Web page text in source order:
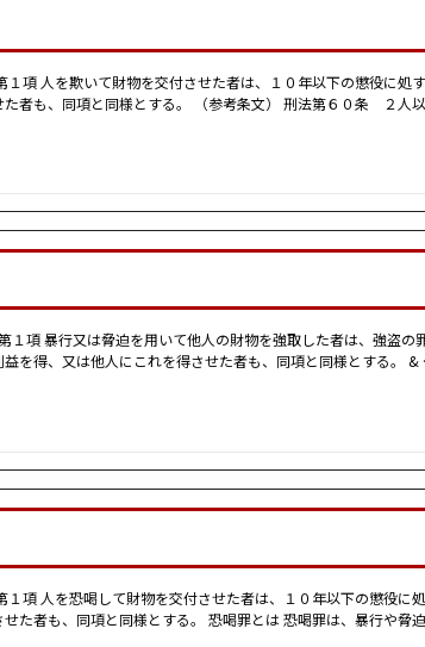
１項 人を欺いて財物を交付させた者は、１０年以下の懲役に
た者も、同項と同様とする。 （参考条文） 刑法第６０条 ２人
１項 暴行又は脅迫を用いて他人の財物を強取した者は、強盗
益を得、又は他人にこれを得させた者も、同項と同様とする。
１項 人を恐喝して財物を交付させた者は、１０年以下の懲役に
せた者も、同項と同様とする。 恐喝罪とは 恐喝罪は、暴行や脅